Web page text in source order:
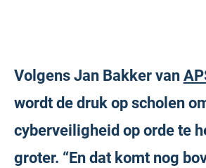
Volgens Jan Bakker van
wordt de druk op scholen
cyberveiligheid op orde te
groter. “En dat komt nog